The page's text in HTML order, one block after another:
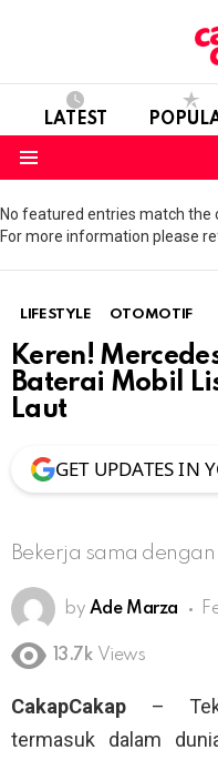
LATEST
No featured entries match the
For more information please
LIFESTYLE OTOMOTIF
Keren!
Baterai Mobil
Laut
GET UPDATES IN
Bekerja sama dengan
by Ade Marza
13.7k Views
CakapCakap –
termasuk dalam